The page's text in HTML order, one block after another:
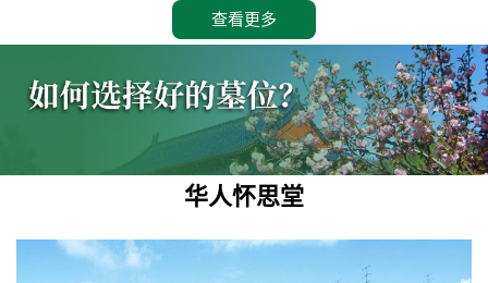
查看更多
华人怀思堂